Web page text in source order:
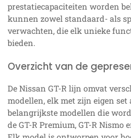
prestatiecapaciteiten worden
kunnen zowel standaard- als
verwachten, die elk unieke
bieden.
Overzicht van de
De Nissan GT-R lijn omvat
modellen, elk met zijn eigen set
belangrijkste modellen die
de GT-R Premium, GT-R Nismo